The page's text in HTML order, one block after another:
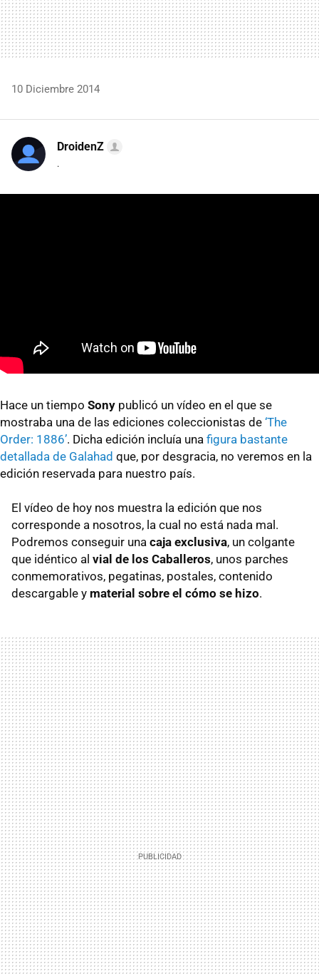
10 Diciembre 2014
DroidenZ
.
Hace un tiempo Sony publicó un vídeo en el que se
mostraba una de las ediciones coleccionistas de ‘The
Order: 1886’. Dicha edición incluía una figura bastante
detallada de Galahad que, por desgracia, no veremos en la
edición reservada para nuestro país.
El vídeo de hoy nos muestra la edición que nos
corresponde a nosotros, la cual no está nada mal.
Podremos conseguir una caja exclusiva, un colgante
que idéntico al vial de los Caballeros, unos parches
conmemorativos, pegatinas, postales, contenido
descargable y material sobre el cómo se hizo.